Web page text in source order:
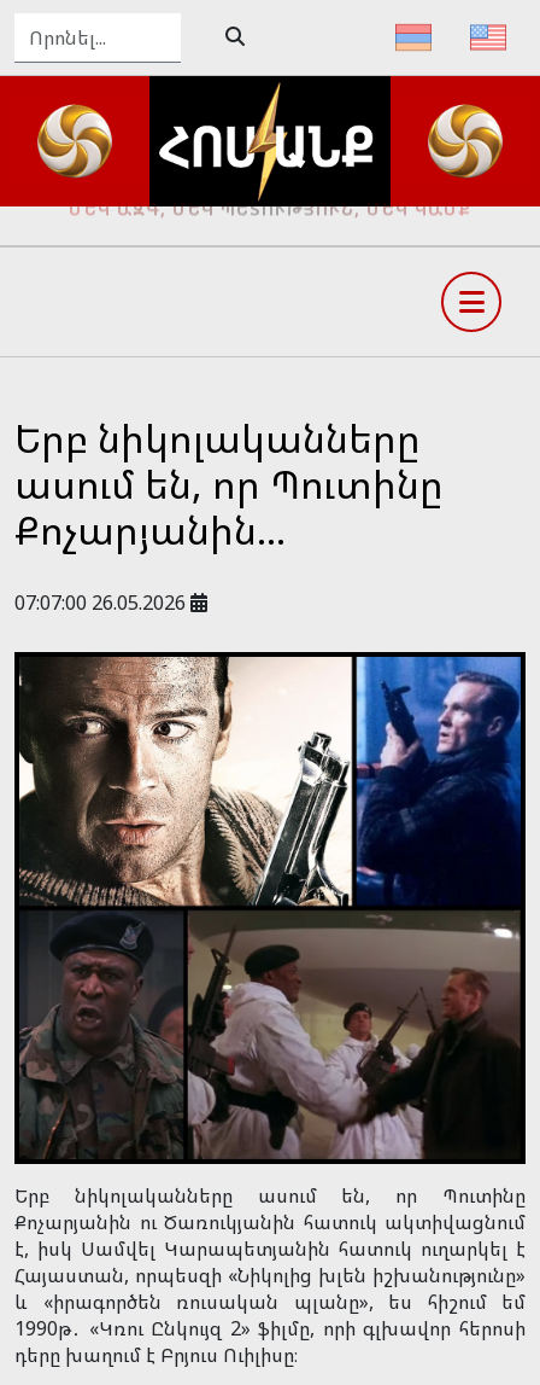
ԴԵՊԻ՛ ՄԵԾ ՀԱՅՔ, ԴԵՊԻ՛ ՓԱՌԱՀԵՂ ԱՊԱԳԱ
Երբ նիկոլականները
ասում են, որ Պուտինը
Քոչարյանին...
07:07:00 26.05.2026
Երբ նիկոլականները ասում են, որ Պուտինը
Քոչարյանին ու Ծառուկյանին հատուկ ակտիվացնում
է, իսկ Սամվել Կարապետյանին հատուկ ուղարկել է
Հայաստան, որպեսզի «Նիկոլից խլեն իշխանությունը»
և «իրագործեն ռուսական պլանը», ես հիշում եմ
1990թ․ «Կռու Ընկույզ 2» ֆիլմը, որի գլխավոր հերոսի
դերը խաղում է Բրյուս Ուիլիսը։